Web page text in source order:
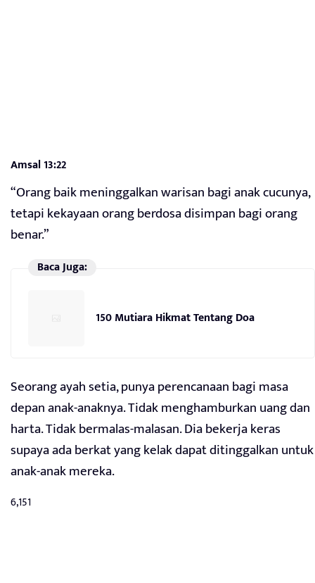
Amsal 13:22
“Orang baik meninggalkan warisan bagi anak cucunya,
tetapi kekayaan orang berdosa disimpan bagi orang
benar.”
Baca Juga:
150 Mutiara Hikmat Tentang Doa
Seorang ayah setia, punya perencanaan bagi masa
depan anak-anaknya. Tidak menghamburkan uang dan
harta. Tidak bermalas-malasan. Dia bekerja keras
supaya ada berkat yang kelak dapat ditinggalkan untuk
anak-anak mereka.
6,151